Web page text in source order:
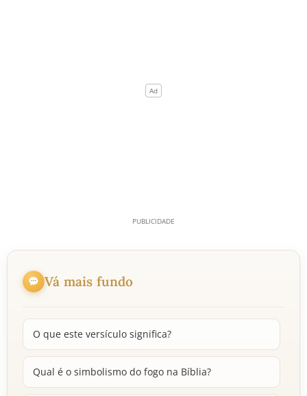
Vá mais fundo
O que este versículo significa?
Qual é o simbolismo do fogo na Bíblia?